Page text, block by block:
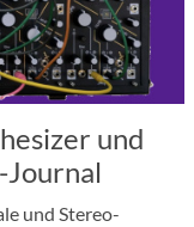
und
Journal
und Stereo-